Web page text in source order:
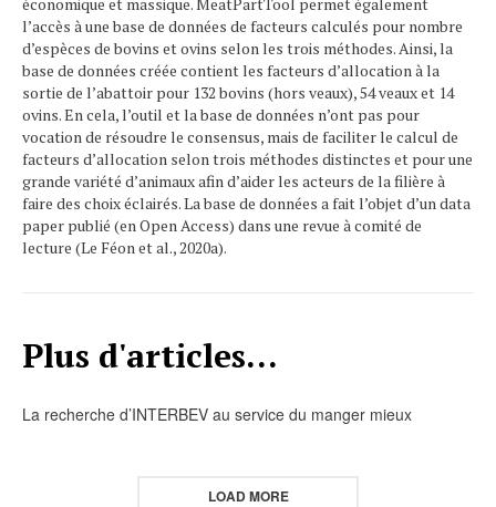
l’accès à une base de données de facteurs calculés pour nombre
d’espèces de bovins et ovins selon les trois méthodes. Ainsi, la
base de données créée contient les facteurs d’allocation à la
sortie de l’abattoir pour 132 bovins (hors veaux), 54 veaux et 14
ovins. En cela, l’outil et la base de données n’ont pas pour
vocation de résoudre le consensus, mais de faciliter le calcul de
facteurs d’allocation selon trois méthodes distinctes et pour une
grande variété d’animaux afin d’aider les acteurs de la filière à
faire des choix éclairés. La base de données a fait l’objet d’un data
paper publié (en Open Access) dans une revue à comité de
lecture (Le Féon et al., 2020a).
Plus d'articles...
La recherche d’INTERBEV au service du manger mieux
LOAD MORE